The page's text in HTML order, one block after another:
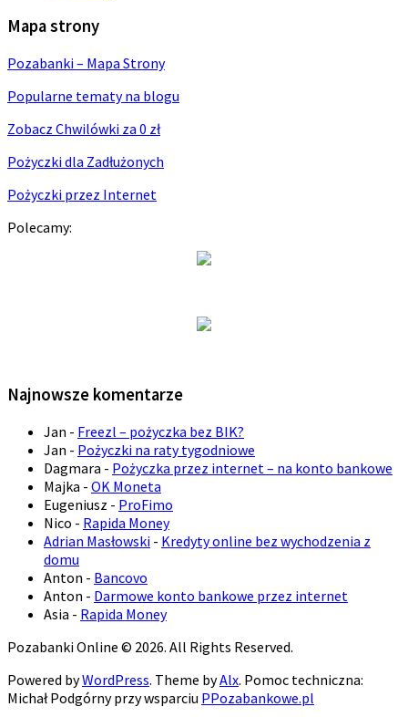
Mapa strony
Pozabanki – Mapa Strony
Popularne tematy na blogu
Zobacz Chwilówki za 0 zł
Pożyczki dla Zadłużonych
Pożyczki przez Internet
Polecamy:
Najnowsze komentarze
Jan - Freezl – pożyczka bez BIK?
Jan - Pożyczki na raty tygodniowe
Dagmara - Pożyczka przez internet – na konto bankowe
Majka - OK Moneta
Eugeniusz - ProFimo
Nico - Rapida Money
Adrian Masłowski - Kredyty online bez wychodzenia z
domu
Anton - Bancovo
Anton - Darmowe konto bankowe przez internet
Asia - Rapida Money
Pozabanki Online © 2026. All Rights Reserved.
Powered byWordPress. Theme byAlx. Pomoc techniczna:
Michał Podgórny przy wsparciu PPozabankowe.pl